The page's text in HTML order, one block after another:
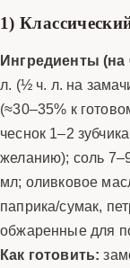
1)
Ингредиенты (на
л. (½ ч. л. на
(≈30–35% к
чеснок 1–2
желанию); соль
мл; оливковое
паприка/сумак,
обжаренные для
Как готовить: